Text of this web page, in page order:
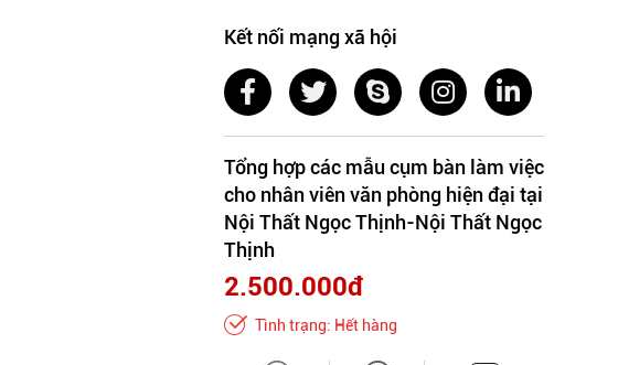
Kết nối mạng xã hội
Tổng hợp các mẫu cụm bàn làm việc
cho nhân viên văn phòng hiện đại tại
Nội Thất Ngọc Thịnh-Nội Thất Ngọc
Thịnh
2.500.000đ
Tình trạng: Hết hàng